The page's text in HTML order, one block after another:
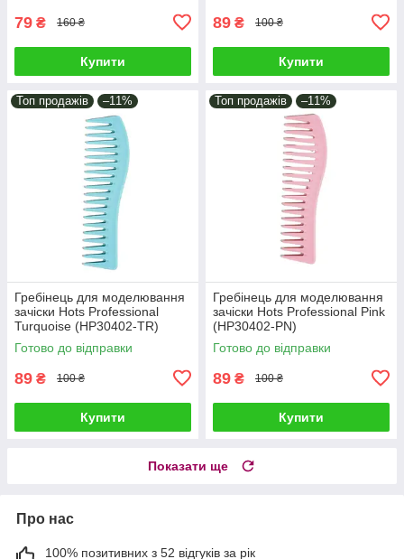
79 ₴ 160 ₴
Купити
89 ₴ 100 ₴
Купити
Топ продажів –11%
Гребінець для моделювання
зачіски Hots Professional
Turquoise (HP30402-TR)
Готово до відправки
89 ₴ 100 ₴
Купити
Топ продажів –11%
Гребінець для моделювання
зачіски Hots Professional Pink
(HP30402-PN)
Готово до відправки
89 ₴ 100 ₴
Купити
Показати ще
Про нас
100% позитивних з 52 відгуків за рік